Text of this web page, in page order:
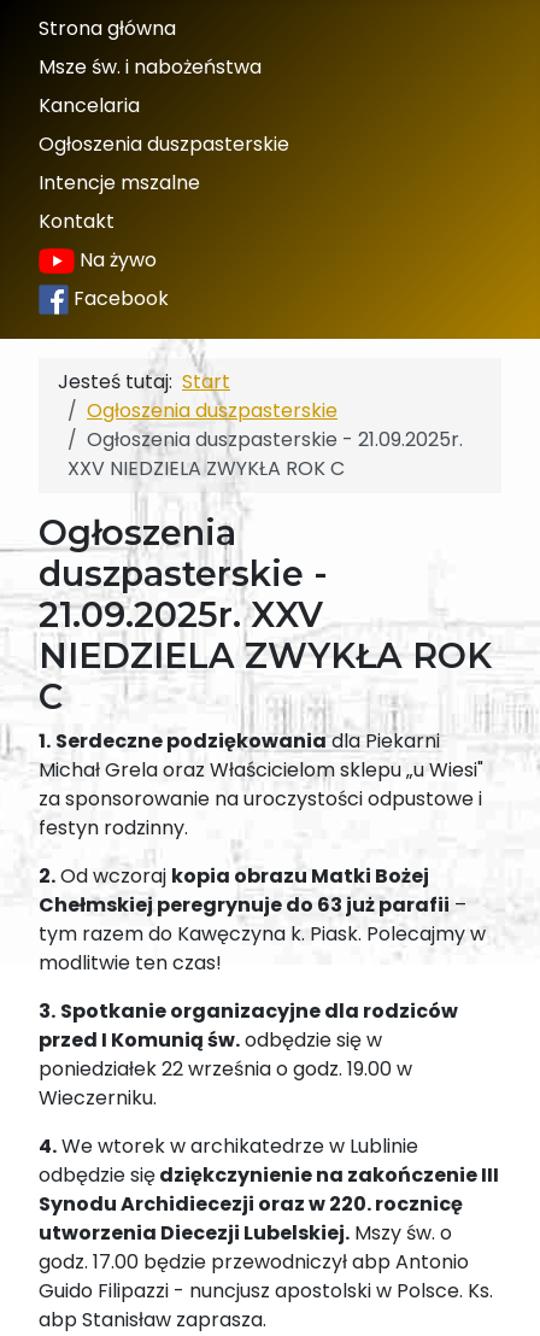
Strona główna
Msze św. i nabożeństwa
Kancelaria
Ogłoszenia duszpasterskie
Intencje mszalne
Kontakt
Na żywo
Facebook
Jesteś tutaj: Start
Ogłoszenia duszpasterskie
Ogłoszenia duszpasterskie - 21.09.2025r.
XXV NIEDZIELA ZWYKŁA ROK C
Ogłoszenia
duszpasterskie -
21.09.2025r. XXV
NIEDZIELA ZWYKŁA ROK
C
1. Serdeczne podziękowaniadla Piekarni
Michał Grela oraz Właścicielom sklepu „u Wiesi"
za sponsorowanie na uroczystości odpustowe i
festyn rodzinny.
2.Od wczoraj kopia obrazu Matki Bożej
Chełmskiej peregrynuje do 63 już parafii –
tym razem do Kawęczyna k. Piask. Polecajmy w
modlitwie ten czas!
3. Spotkanie organizacyjne dla rodziców
przed I Komunią św.odbędzie się w
poniedziałek 22 września o godz. 19.00 w
Wieczerniku.
4.We wtorek w archikatedrze w Lublinie
odbędzie siędziękczynienie na zakończenie III
Synodu Archidiecezji oraz w 220. rocznicę
utworzenia Diecezji Lubelskiej. Mszy św. o
godz. 17.00 będzie przewodniczył abp Antonio
Guido Filipazzi - nuncjusz apostolski w Polsce. Ks.
abp Stanisław zaprasza.